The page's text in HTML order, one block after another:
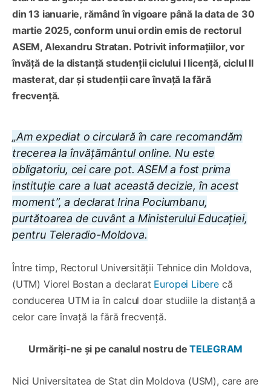
din 13 ianuarie, rămând în vigoare până la data de 30
martie 2025, conform unui ordin emis de rectorul
ASEM, Alexandru Stratan. Potrivit informațiilor, vor
învăță de la distanță studenții ciclului I licență, ciclul II
masterat, dar și studenții care învață la fără
frecvență.
„Am expediat o circulară în care recomandăm
trecerea la învățământul online. Nu este
obligatoriu, cei care pot. ASEM a fost prima
instituție care a luat această decizie, în acest
moment”, a declarat Irina Pociumbanu,
purtătoarea de cuvânt a Ministerului Educației,
pentru Teleradio-Moldova.
Între timp, Rectorul Universității Tehnice din Moldova,
(UTM) Viorel Bostan a declarat Europei Libere că
conducerea UTM ia în calcul doar studiile la distanță a
celor care învață la fără frecvență.
Urmăriți-ne și pe canalul nostru deTELEGRAM
Nici Universitatea de Stat din Moldova (USM), care are